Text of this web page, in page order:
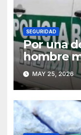
SEGURIDAD
Por una
hombre
víctima
Paz
MAY 25, 2026